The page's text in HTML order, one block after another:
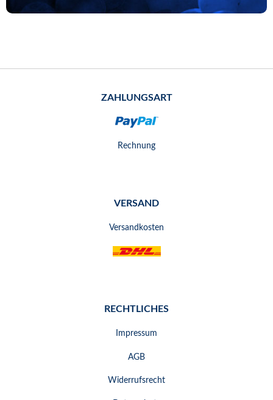
ZAHLUNGSART
Rechnung
VERSAND
Versandkosten
RECHTLICHES
Impressum
AGB
Widerrufsrecht